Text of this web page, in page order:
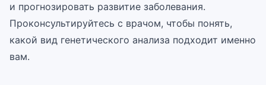
и прогнозировать развитие заболевания.
Проконсультируйтесь с врачом, чтобы понять,
какой вид генетического анализа подходит именно
вам.